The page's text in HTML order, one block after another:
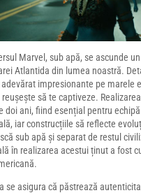
Marvel, sub apă, se ascunde
Atlantida din lumea noastră.
adevărat impresionante pe marele
să te captiveze.
doi ani, fiind esențial pentru
iar construcțiile să reflecte
sub apă și separat de restul
în realizarea acestui ținut a fost
se asigura că păstrează